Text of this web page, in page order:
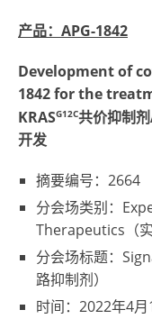
产品：APG-1842
Development of
1842 for the
KRASG12C共价抑制
开发
摘要编号：2664
分会场类别：
Therapeutics（实
分会场标题：
路抑制剂）
时间：2022年4月